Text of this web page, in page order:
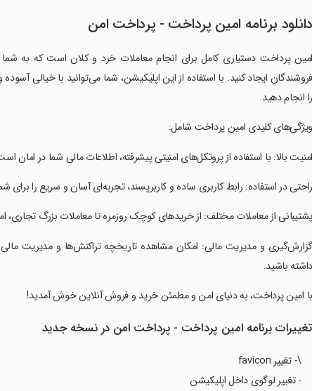
دانلود برنامه ‏امین پرداخت - پرداخت امن
‏امین پرداخت دستیاری کامل برای انجام معاملات خرد و کلان است که به
فروشندگان ایجاد کنید. با استفاده از این اپلیکیشن، شما می‌توانید با خیالی
را انجام دهید.
‏ویژگی‌‌های کلیدی امین پرداخت شامل:
‏امنیت بالا: با استفاده از پروتکل‌های امنیتی پیشرفته، اطلاعات مالی شما در امان
‏راحتی در استفاده: رابط کاربری ساده و کاربرپسند، تجربه‌ای آسان و سریع را برای
‏پشتیبانی از معاملات مختلف: از خریدهای کوچک روزمره تا معاملات بزرگ
‏گزارش‌گیری و مدیریت مالی: امکان مشاهده تاریخچه تراکنش‌ها و مدیریت
داشته باشید.
‏با امین پرداخت، به دنیای امن و مطمئن خرید و فروش آنلاین خوش آمدید!
تغییرات برنامه ‏امین پرداخت - پرداخت امن در نسخه جدید
\- تغییر favicon
- تغییر لوگوی داخل اپلیکیشن